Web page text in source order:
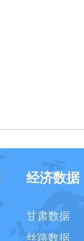
经济数据
甘肃数据
丝路数据